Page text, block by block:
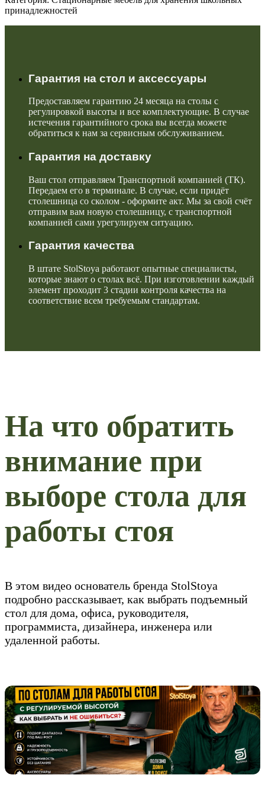
принадлежностей
Гарантия на стол и аксессуары
Предоставляем гарантию 24 месяца на столы с
регулировкой высоты и все комплектующие. В случае
истечения гарантийного срока вы всегда можете
обратиться к нам за сервисным обслуживанием.
Гарантия на доставку
Ваш стол отправляем Транспортной компанией (ТК).
Передаем его в терминале. В случае, если придёт
столешница со сколом - оформите акт. Мы за свой счёт
отправим вам новую столешницу, с транспортной
компанией сами урегулируем ситуацию.
Гарантия качества
В штате StolStoya работают опытные специалисты,
которые знают о столах всё. При изготовлении каждый
элемент проходит 3 стадии контроля качества на
соответствие всем требуемым стандартам.
На что обратить
внимание при
выборе стола для
работы стоя
В этом видео основатель бренда StolStoya
подробно рассказывает, как выбрать подъемный
стол для дома, офиса, руководителя,
программиста, дизайнера, инженера или
удаленной работы.